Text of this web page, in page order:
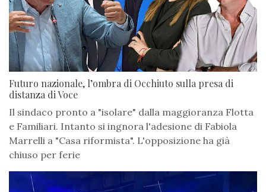
Futuro nazionale, l’ombra di Occhiuto sulla presa di
distanza di Voce
Il sindaco pronto a "isolare" dalla maggioranza Flotta
e Familiari. Intanto si ingnora l'adesione di Fabiola
Marrelli a "Casa riformista". L'opposizione ha già
chiuso per ferie